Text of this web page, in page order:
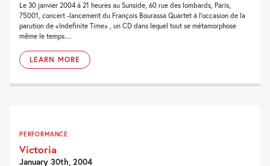
Le 30 janvier 2004 à 21 heures au Sunside, 60 rue des lombards, Paris,
75001, concert -lancement du François Bourassa Quartet à l'occasion de la
parution de «Indefinite Time» , un CD dans lequel tout se métamorphose
même le temps....
LEARN MORE
PERFORMANCE
Victoria
January 30th, 2004